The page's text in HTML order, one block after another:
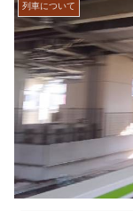
列車について